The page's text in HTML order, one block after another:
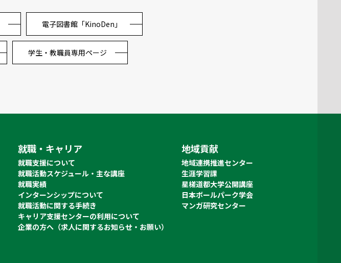
電子図書館「KinoDen」
学生・教職員専用ページ
就職・キャリア
就職支援について
就職活動スケジュール・主な講座
就職実績
インターンシップについて
就職活動に関する手続き
キャリア支援センターの利用について
企業の方へ（求人に関するお知らせ・お願い）
地域貢献
地域連携推進センター
生涯学習課
星槎道都大学公開講座
日本ボールパーク学会
マンガ研究センター